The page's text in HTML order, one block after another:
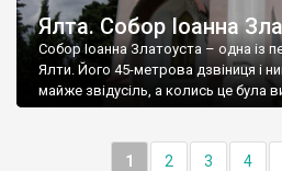
Ялта. Собор Іоанна
Собор Іоанна Златоуста – одна із
Ялти. Його 45-метрова дзвіниця і
майже звідусіль, а колись це була
1 2 3 4